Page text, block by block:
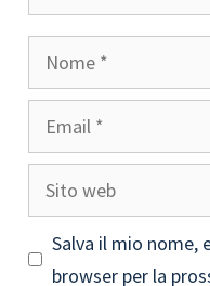
Sito
web
Salva il mio nome,
browser per la